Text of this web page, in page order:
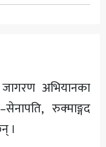
जागरण अभियानका
रुक्माङ्गद
।